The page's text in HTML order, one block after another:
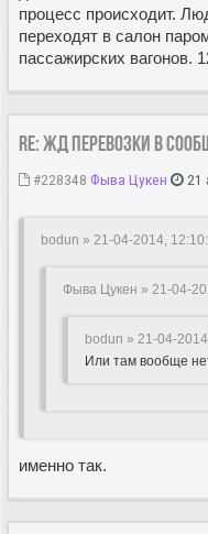
процесс происходит.
переходят в салон
пассажирских вагонов.
Re: ЖД перевозки в
#228348 Фыва Цукен 21
bodun » 21-04-2014, 12:10:
Фыва Цукен » 21-04-
bodun » 21-04-
Или там вообще
именно так.